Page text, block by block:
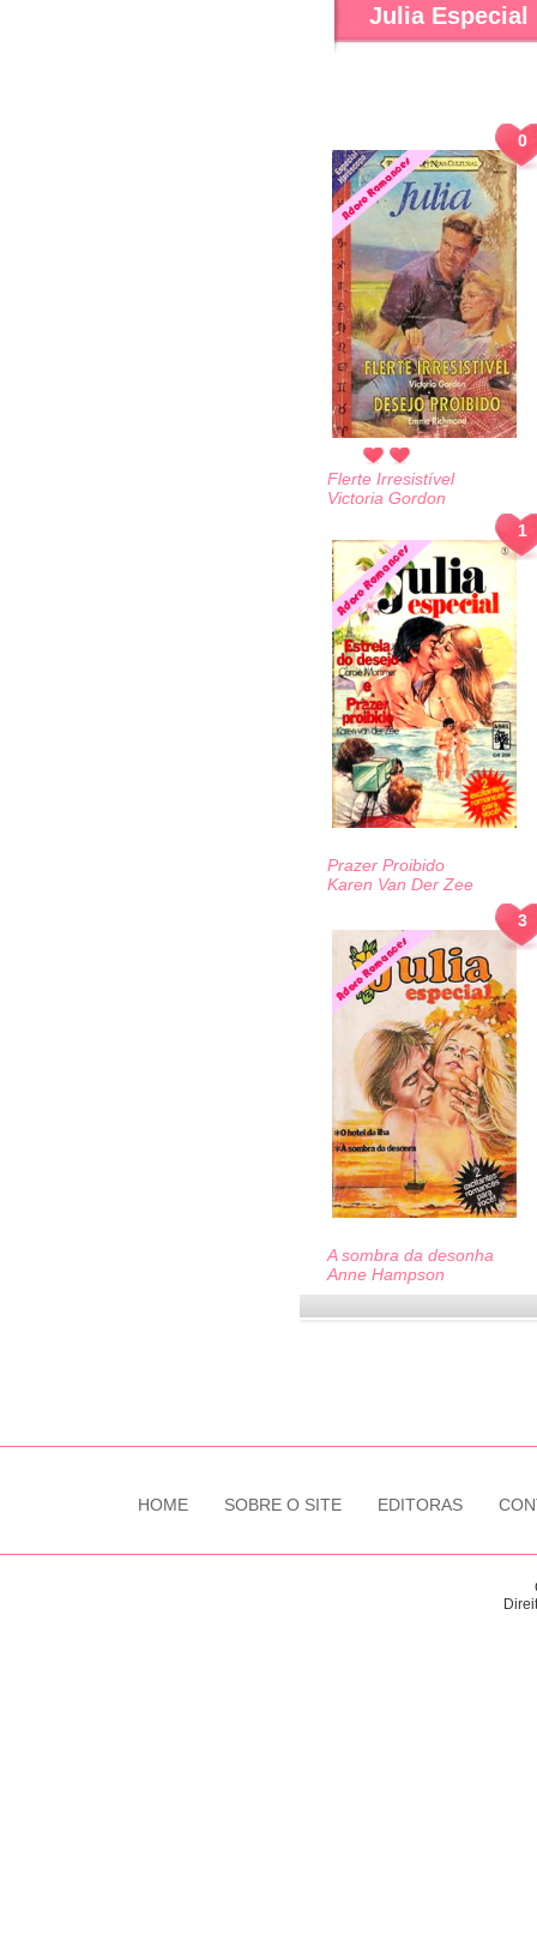
Julia Especial
0
Flerte Irresistível
Victoria Gordon
1
Prazer Proibido
Karen Van Der Zee
3
A sombra da desonha
Anne Hampson
HOME SOBRE O SITE EDITORAS